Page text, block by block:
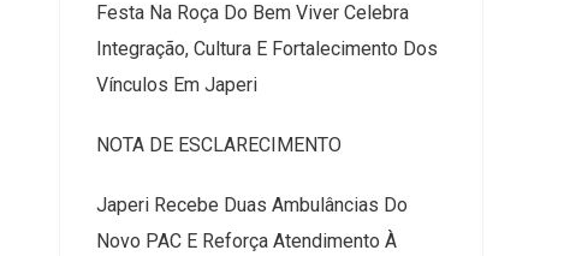
Festa Na Roça Do Bem Viver Celebra
Integração, Cultura E Fortalecimento Dos
Vínculos Em Japeri
NOTA DE ESCLARECIMENTO
Japeri Recebe Duas Ambulâncias Do
Novo PAC E Reforça Atendimento À